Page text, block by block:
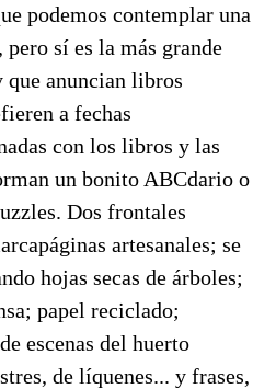
podemos contemplar una
sí es la más grande
que anuncian libros
a fechas
con los libros y las
un bonito ABCdario o
Dos frontales
artesanales; se
hojas secas de árboles;
papel reciclado;
escenas del huerto
de líquenes... y frases,